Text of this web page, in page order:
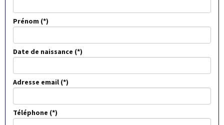
Prénom
Date de naissance
Adresse email
Téléphone